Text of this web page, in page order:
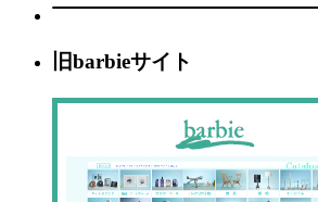
旧barbieサイト